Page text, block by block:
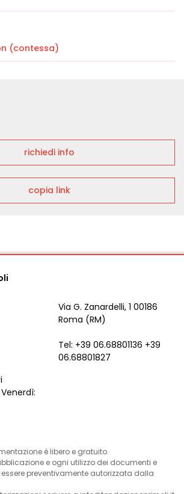
(contessa)
richiedi info
copia link
Via G. Zanardelli, 1 00186
Roma (RM)
Tel: +39 06.68801136 +39
06.68801827
è libero e gratuito.
e ogni utilizzo dei documenti e
preventivamente autorizzata dalla